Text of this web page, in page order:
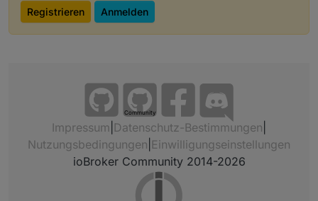
Registrieren Anmelden
Community
Impressum Datenschutz-Bestimmungen
Nutzungsbedingungen Einwilligungseinstellungen
ioBroker Community 2014-2026